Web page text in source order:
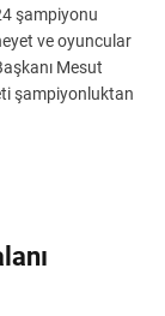
şampiyonu
ve oyuncular
Mesut
şampiyonluktan